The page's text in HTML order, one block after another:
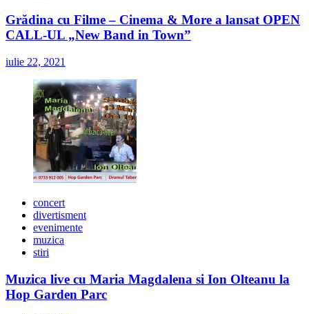
Grădina cu Filme – Cinema & More a lansat OPEN
CALL-UL „New Band in Town”
iulie 22, 2021
concert
divertisment
evenimente
muzica
stiri
Muzica live cu Maria Magdalena si Ion Olteanu la
Hop Garden Parc